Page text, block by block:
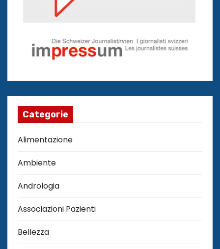
Categorie
Alimentazione
Ambiente
Andrologia
Associazioni Pazienti
Bellezza